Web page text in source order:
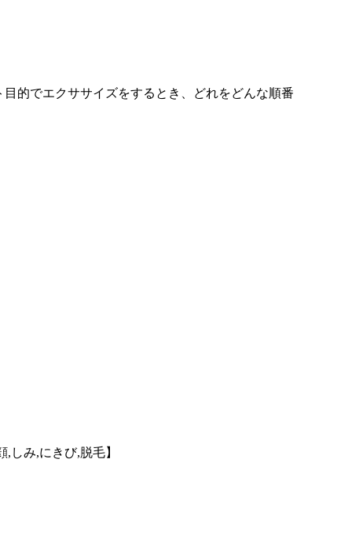
的でエクササイズをするとき、どれをどんな順番